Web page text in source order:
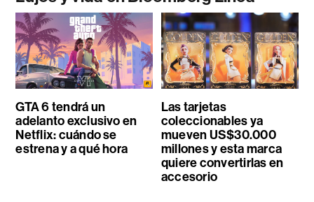
GTA 6 tendrá un
adelanto exclusivo en
Netflix: cuándo se
estrena y a qué hora
Las tarjetas
coleccionables ya
mueven US$30.000
millones y esta marca
quiere convertirlas en
accesorio